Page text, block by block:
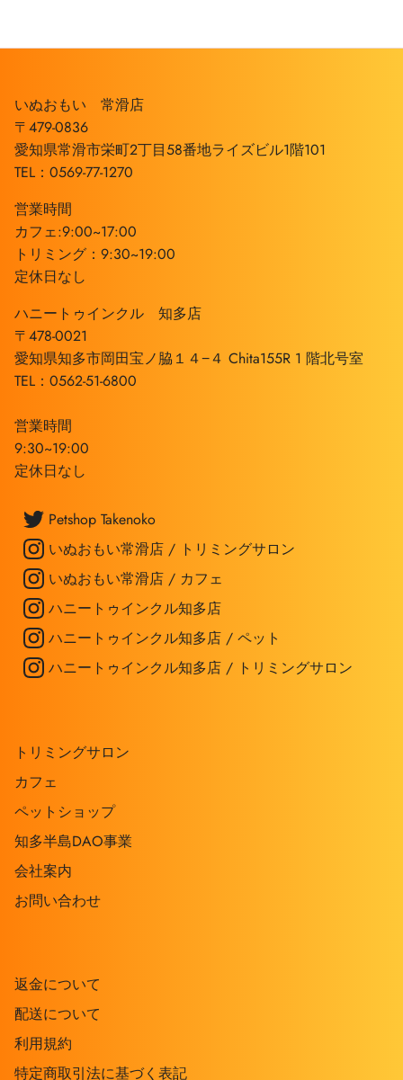
いぬおもい 常滑店
〒479-0836
愛知県常滑市栄町2丁目58番地ライズビル1階101
TEL：0569-77-1270
営業時間
カフェ:9:00~17:00
トリミング：9:30~19:00
定休日なし
ハニートゥインクル 知多店
〒478-0021
愛知県知多市岡田宝ノ脇１４−４ Chita155R 1 階北号室
TEL：0562-51-6800
営業時間
9:30~19:00
定休日なし
Petshop Takenoko
いぬおもい常滑店 / トリミングサロン
いぬおもい常滑店 / カフェ
ハニートゥインクル知多店
ハニートゥインクル知多店 / ペット
ハニートゥインクル知多店 / トリミングサロン
トリミングサロン
カフェ
ペットショップ
知多半島DAO事業
会社案内
お問い合わせ
返金について
配送について
利用規約
特定商取引法に基づく表記